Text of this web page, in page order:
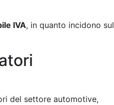
IVA, in quanto incidono sul
del settore automotive,